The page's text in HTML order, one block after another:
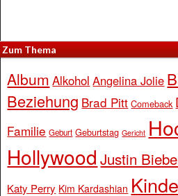
Zum Thema
Album Alkohol Angelina Jolie
Beziehung Brad Pitt Comeback
Familie Geburt Geburtstag Gericht
Hollywood Justin
Katy Perry Kim Kardashian